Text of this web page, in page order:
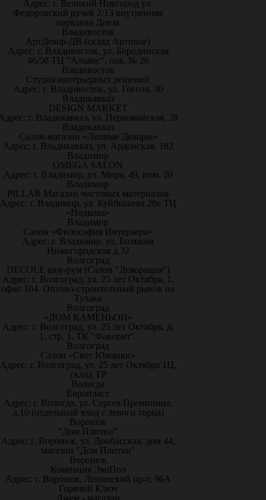
Адрес: г. Великий Новгород ул.
Федоровский ручей 2/13 внутренняя
парковка Диеза
Владивосток
АртДекор-ДВ (склад Артполе)
Адрес: г. Владивосток, ул. Бородинская
46/50 ТЦ "Альянс", пав. № 26
Владивосток
Студия интерьерных решений
Адрес: г. Владивосток, ул. Гоголя, 30
Владикавказ
DESIGN MARKET
г. Владикавказ, ул. Первомайская, 28
Владикавказ
Салон-магазин «Лепные Декоры»
Адрес: г. Владикавказ, ул. Ардонская, 182
Владимир
OMEGA SALON
Адрес: г. Владимир, ул. Мира, 49, пом. 20
Владимир
PILLAR Магазин чистовых материалов
Адрес: г. Владимир, ул. Куйбышева 28е ТЦ
«Подкова»
Владимир
Салон «Философия Интерьера»
Адрес: г. Владимир, ул. Большая
Нижегородская д.32
Волгоград
DECOLE шоу-рум (Салон "Декорация")
Адрес: г. Волгоград, ул. 25 лет Октября, 1,
офис 104. Оптово-строительный рынок на
Тулака
Волгоград
«ДОМ КАМЕНЬОН»
Адрес: г. Волгоград, ул. 25 лет Октября, д.
1, стр. 1, ТК "Фаворит".
Волгоград
Салон «Свет Южанки»
Адрес: г. Волгоград, ул. 25 лет Октября 1Ц,
склад ТР
Вологда
Европласт
Адрес: г. Вологда, ул. Сергея Преминина,
д.10 (отдельный вход с левого торца)
Воронеж
"Дом Плитки"
Адрес: г. Воронеж. ул. Донбасская, дом 44,
магазин "Дом Плитки"
Воронеж
Компания ЭкоПол
Адрес: г. Воронеж, Ленинский пр-т, 96А
Горячий Ключ
Джем - магазин